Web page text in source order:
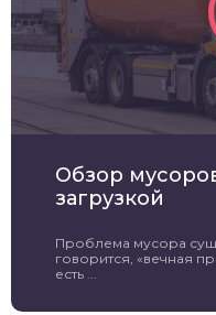
Обзор
загрузкой
Проблема мусора
говорится, «вечная
есть ...